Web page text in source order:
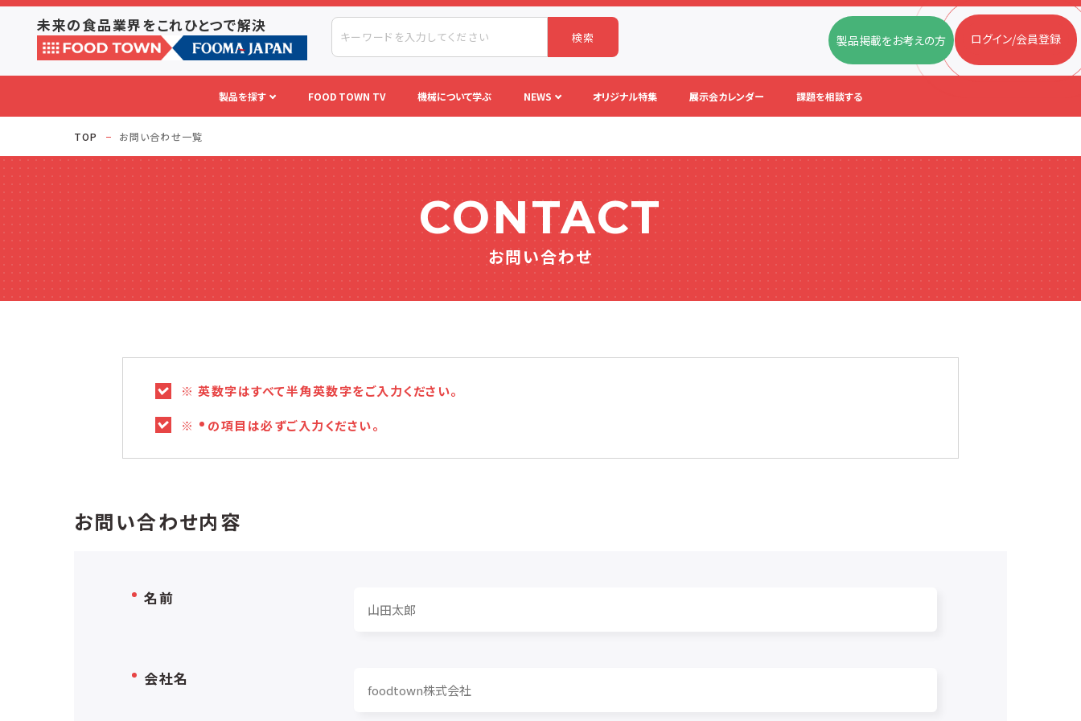
未来の食品業界をこれひとつで解決
検索 製品掲載をお考えの方 ログイン/会員登録
製品を探す FOOD TOWN TV 機械について学ぶ NEWS オリジナル特集 展示会カレンダー 課題を相談する
TOP お問い合わせ一覧
CONTACT
お問い合わせ
※ 英数字はすべて半角英数字をご入力ください。
※ の項目は必ずご入力ください。
お問い合わせ内容
名前
会社名